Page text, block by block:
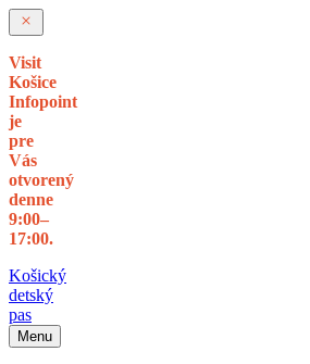
Visit
Košice
Infopoint
je
pre
Vás
otvorený
denne
9:00–
17:00.
Košický
detský
pas
Menu